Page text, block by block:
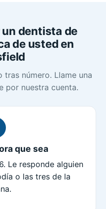
dentista de
de usted en
tras número. Llame una
por nuestra cuenta.
que sea
Le responde alguien
o las tres de la